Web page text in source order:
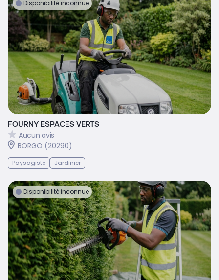
Disponibilité inconnue
FOURNY ESPACES VERTS
Aucun avis
BORGO (20290)
Paysagiste Jardinier
Disponibilité inconnue